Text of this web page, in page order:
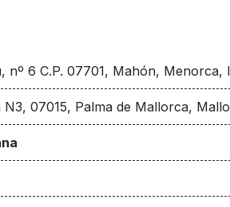
nº 6 C.P. 07701, Mahón, Menorca,
N3, 07015, Palma de Mallorca,